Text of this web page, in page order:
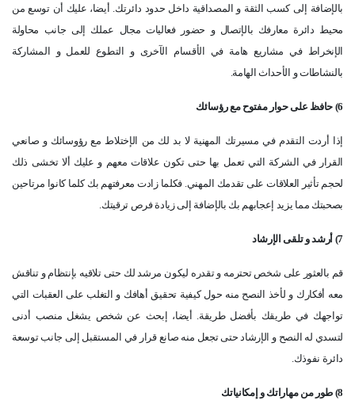
بالإضافة إلى كسب الثقة و المصداقية داخل حدود دائرتك. أيضا، عليك أن توسع من
محيط دائرة معارفك بالإتصال و حضور فعاليات مجال عملك إلى جانب محاولة
الإنخراط في مشاريع هامة في الأقسام الآخرى و التطوع للعمل و المشاركة
بالنشاطات و الأحداث الهامة.
6) حافظ على حوار مفتوح مع رؤسائك
إذا أردت التقدم في مسيرتك المهنية لا بد لك من الإختلاط مع رؤوسائك و صانعي
القرار في الشركة التي تعمل بها حتى تكون علاقات معهم و عليك ألا تخشى ذلك
لحجم تأثير العلاقات على تقدمك المهني. فكلما زادت معرفتهم بك كلما كانوا مرتاحين
بصحبتك مما يزيد إعجابهم بك بالإضافة إلى زيادة فرص ترقيتك.
7) أرشد و تلقى الإرشاد
قم بالعثور على شخص تحترمه و تقدره ليكون مرشد لك حتى تلاقيه بإنتظام و تناقش
معه أفكارك و لأخذ النصح منه حول كيفية تحقيق أهافك و التغلب على العقبات التي
تواجهك في طريقك بأفضل طريقة. أيضا، إبحث عن شخص يشغل منصب أدنى
لتسدي له النصح و الإرشاد حتى تجعل منه صانع قرار في المستقبل إلى جانب توسعة
دائرة نفوذك.
8) طور من مهاراتك و إمكانياتك